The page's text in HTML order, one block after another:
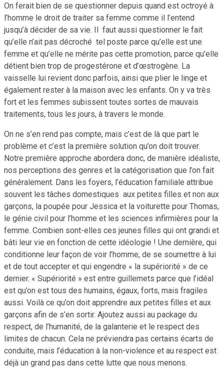
On ferait bien de se questionner depuis quand est octroyé à
l’homme le droit de traiter sa femme comme il l’entend
jusqu’à décider de sa vie. Il faut aussi questionner le fait
qu’elle n’ait pas décroché tel poste parce qu’elle est une
femme et qu’elle ne mérite pas cette promotion, parce qu’elle
détient bien trop de progestérone et d’œstrogène. La
vaisselle lui revient donc parfois, ainsi que plier le linge et
également rester à la maison avec les enfants. On y va très
fort et les femmes subissent toutes sortes de mauvais
traitements, tous les jours, à travers le monde.
On ne s’en rend pas compte, mais c’est de là que part le
problème et c’est la première solution qu’on doit trouver.
Notre première approche abordera donc, de manière idéaliste,
nos perceptions des genres et la catégorisation que l’on fait
généralement. Dans les foyers, l’éducation familiale attribue
souvent les tâches domestiques aux petites filles et non aux
garçons, la poupée pour Jessica et la voiturette pour Thomas,
le génie civil pour l’homme et les sciences infirmières pour la
femme. Combien sont-elles ces jeunes filles qui ont grandi et
bâti leur vie en fonction de cette idéologie ! Une dernière, qui
conditionne leur façon de voir l’homme, de se soumettre à lui
et de tout accepter et qui engendre « la supériorité » de ce
dernier. « Supériorité » est entre guillemets parce que l’idéal
est qu’on est tous des humains, égaux, forts, mais fragiles
aussi. Voilà ce qu’on doit apprendre aux petites filles et aux
garçons afin de s’en sortir. Ajoutez aussi au package du
respect, de l’humanité, de la galanterie et le respect des
limites de chacun. Cela ne préviendra pas certains écarts de
conduite, mais l’éducation à la non-violence et au respect est
déjà un grand pas dans cette lutte que nous menons.